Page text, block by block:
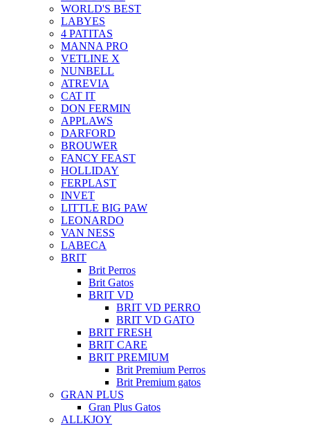
WORLD'S BEST
LABYES
4 PATITAS
MANNA PRO
VETLINE X
NUNBELL
ATREVIA
CAT IT
DON FERMIN
APPLAWS
DARFORD
BROUWER
FANCY FEAST
HOLLIDAY
FERPLAST
INVET
LITTLE BIG PAW
LEONARDO
VAN NESS
LABECA
BRIT
Brit Perros
Brit Gatos
BRIT VD
BRIT VD PERRO
BRIT VD GATO
BRIT FRESH
BRIT CARE
BRIT PREMIUM
Brit Premium Perros
Brit Premium gatos
GRAN PLUS
Gran Plus Gatos
ALLKJOY